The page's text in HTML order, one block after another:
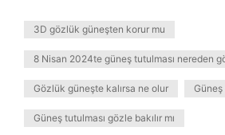
3D gözlük güneşten korur mu
8 Nisan 2024te güneş tutulması nereden
Gözlük güneşte kalırsa ne olur Güneş
Güneş tutulması gözle bakılır mı